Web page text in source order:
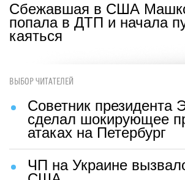
Сбежавшая в США
попала в ДТП и начала
каяться
ВЫБОР ЧИТАТЕЛЕЙ
Советник президента
сделал шокирующее
атаках на Петербург
ЧП на Украине